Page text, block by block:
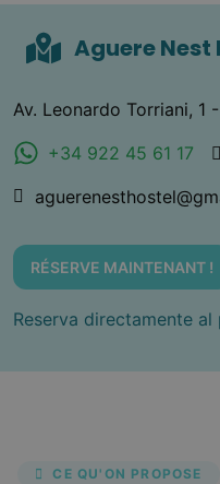
Aguere Nest
Av. Leonardo Torriani, 1
+34 922 45 61 17
RÉSERVE MAINTENANT !
Reserva directamente
CE QU'ON PROPOSE